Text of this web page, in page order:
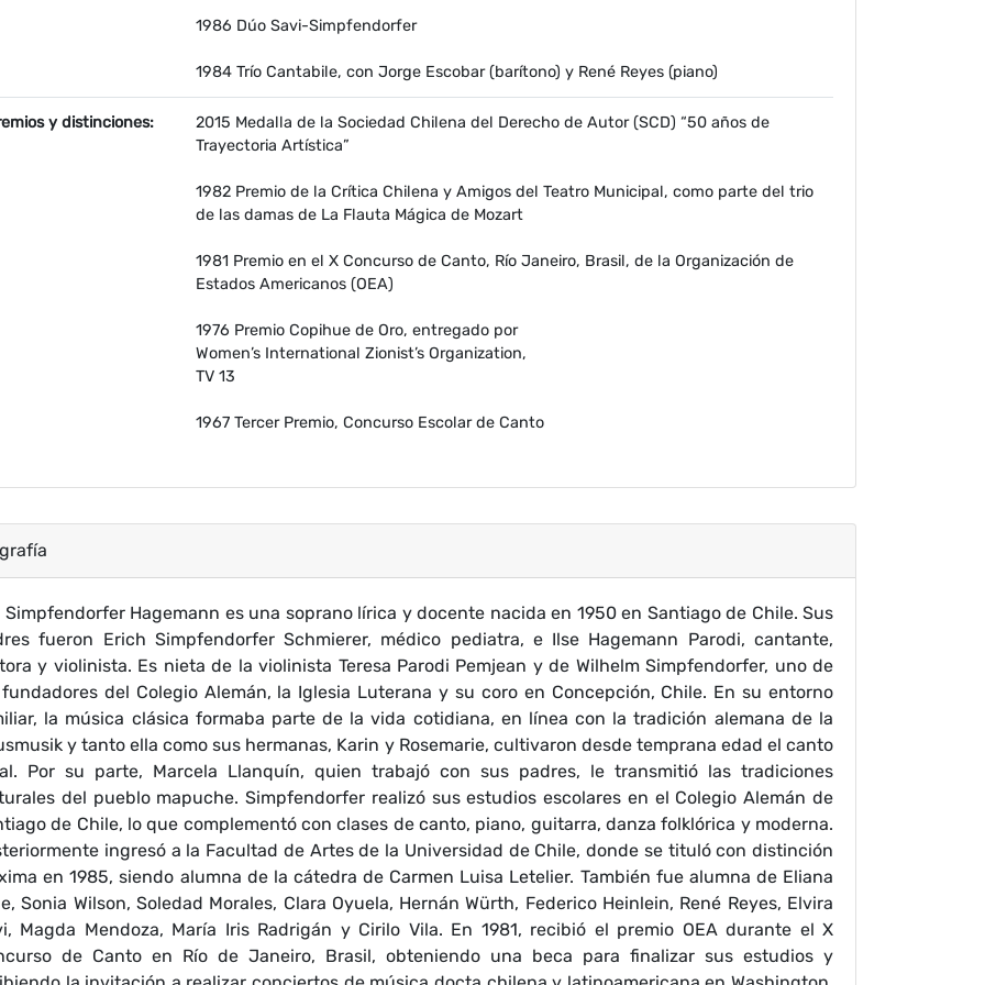
1986 Dúo Savi-Simpfendorfer
1984 Trío Cantabile, con Jorge Escobar (barítono) y René Reyes (piano)
y distinciones:
2015 Medalla de la Sociedad Chilena del Derecho de Autor (SCD) “50 años de
Trayectoria Artística”
1982 Premio de la Crítica Chilena y Amigos del Teatro Municipal, como parte del trio
de las damas de La Flauta Mágica de Mozart
1981 Premio en el X Concurso de Canto, Río Janeiro, Brasil, de la Organización de
Estados Americanos (OEA)
1976 Premio Copihue de Oro, entregado por
Women’s International Zionist’s Organization,
TV 13
1967 Tercer Premio, Concurso Escolar de Canto
Simpfendorfer Hagemann es una soprano lírica y docente nacida en 1950 en Santiago de Chile. Sus
fueron Erich Simpfendorfer Schmierer, médico pediatra, e Ilse Hagemann Parodi, cantante,
y violinista. Es nieta de la violinista Teresa Parodi Pemjean y de Wilhelm Simpfendorfer, uno de
del Colegio Alemán, la Iglesia Luterana y su coro en Concepción, Chile. En su entorno
la música clásica formaba parte de la vida cotidiana, en línea con la tradición alemana de la
y tanto ella como sus hermanas, Karin y Rosemarie, cultivaron desde temprana edad el canto
Por su parte, Marcela Llanquín, quien trabajó con sus padres, le transmitió las tradiciones
del pueblo mapuche. Simpfendorfer realizó sus estudios escolares en el Colegio Alemán de
de Chile, lo que complementó con clases de canto, piano, guitarra, danza folklórica y moderna.
ingresó a la Facultad de Artes de la Universidad de Chile, donde se tituló con distinción
en 1985, siendo alumna de la cátedra de Carmen Luisa Letelier. También fue alumna de Eliana
Sonia Wilson, Soledad Morales, Clara Oyuela, Hernán Würth, Federico Heinlein, René Reyes, Elvira
Magda Mendoza, María Iris Radrigán y Cirilo Vila. En 1981, recibió el premio OEA durante el X
de Canto en Río de Janeiro, Brasil, obteniendo una beca para finalizar sus estudios y